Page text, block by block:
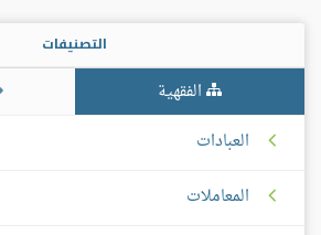
التصنيفات
الفقهية
العبادات
المعاملات